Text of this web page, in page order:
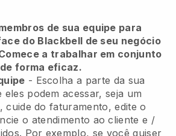
de sua equipe para
do Blackbell de seu negócio
a trabalhar em conjunto
de forma eficaz.
- Escolha a parte da sua
eles podem acessar, seja um
cuide do faturamento, edite o
o atendimento ao cliente e /
Por exemplo, se você quiser